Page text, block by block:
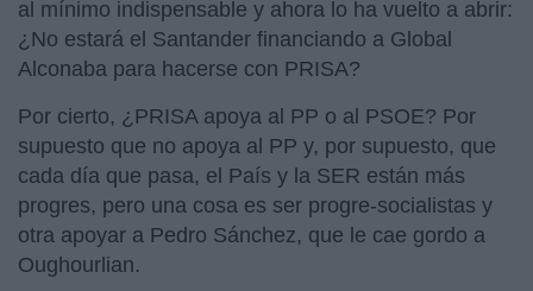
al mínimo indispensable y ahora lo ha vuelto a abrir:
¿No estará el Santander financiando a Global
Alconaba para hacerse con PRISA?
Por cierto, ¿PRISA apoya al PP o al PSOE? Por
supuesto que no apoya al PP y, por supuesto, que
cada día que pasa, el País y la SER están más
progres, pero una cosa es ser progre-socialistas y
otra apoyar a Pedro Sánchez, que le cae gordo a
Oughourlian.